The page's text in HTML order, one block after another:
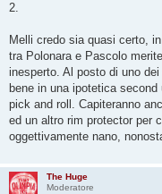
2.
Melli credo sia quasi certo,
tra Polonara e Pascolo
inesperto. Al posto di uno
bene in una ipotetica
pick and roll. Capiteranno
ed un altro rim protector per
oggettivamente nano,
The Huge
Moderatore